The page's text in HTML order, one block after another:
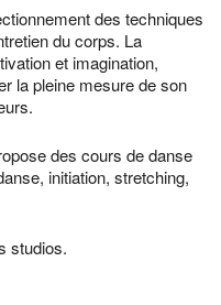
des techniques
du corps. La
et imagination,
la pleine mesure de son
des cours de danse
initiation, stretching,
studios.